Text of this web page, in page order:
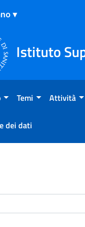
Istituto
Temi Attività
dei dati